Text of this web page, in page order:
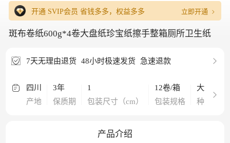
开通 SVIP会员 省钱多多，权益多多 立即开通
斑布卷纸600g*4卷大盘纸珍宝纸擦手整箱厕所卫生纸
7天无理由退货 48小时极速发货 急速退款
四川
产地
3年
保质期
1
包装尺寸（cm）
12卷/箱
包装规格
大盘纸
种类
产品介绍